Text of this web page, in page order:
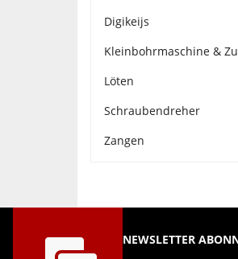
Digikeijs
Kleinbohrmaschine &
Löten
Schraubendreher
Zangen
NEWSLETTER